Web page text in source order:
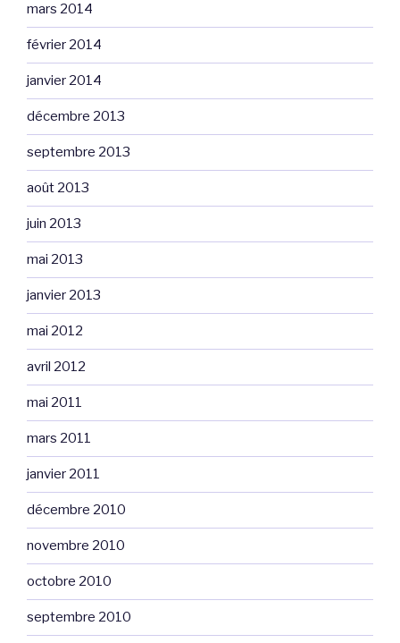
mars 2014
février 2014
janvier 2014
décembre 2013
septembre 2013
août 2013
juin 2013
mai 2013
janvier 2013
mai 2012
avril 2012
mai 2011
mars 2011
janvier 2011
décembre 2010
novembre 2010
octobre 2010
septembre 2010